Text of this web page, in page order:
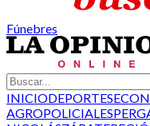
Fúnebres
INICIODEPORTES
AGROPOLICIALES